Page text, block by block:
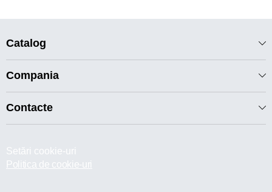
Catalog
Compania
Contacte
Setări cookie-uri
Politica de cookie-uri